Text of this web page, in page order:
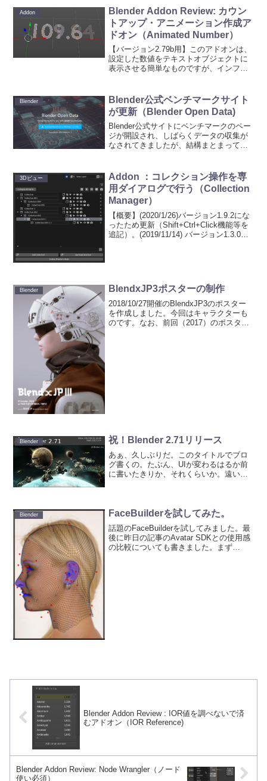
Addon
Blender Addon Review: カウン
トアップ・アニメーション作成ア
ドオン（Animated Number）
【バージョン2.79b用】このアドオンは、
設定した数値をテキストオブジェクトに
表示させる簡単なものですが、インフ
す。具体的には動画の進行と共に、表示
している数値が連続的に...
Blender
Blender公式ベンチマークサイト
が更新（Blender Open Data)
Blender公式サイトにベンチマークのペー
ジが開設され、しばらくデータの収集が
なされてきましたが、結構まとまってき
果の見方からですが、トップペ...
3Dビュー
Addon ：コレクション操作を専
用ダイアログで行う（Collection
Manager）
【概要】(2020/1/26)バージョン1.9.2にな
ったため更新（Shift+Ctrl+Click機能等を
追記）。(2019/11/14) バージョン1.3.0に
Blender BlendxJP3ポスターの制作
2018/10/27開催のBlendxJP3のポスター
を作成しました。今回はキャラクターも
のです。なお、前回（2017）のポスター
Blender 祝！Blender 2.71リリース
あぁ、久しぶりだ。このタイトルでブロ
グ書くの。たぶん、UIが変わるはるか前
に書いたきりか、それくらいか。遠い昔
機能を学ばな...
Blender FaceBuilderを試してみた。
話題のFaceBuilderを試してみました。最
後に昨日の記事のAvatar SDKとの使用感
の比較についても書きました。まず
Blender Addon Review : IOR値を調べないで済
むアドオン（IOR Reference)
Blender Addon Review: Node Wrangler（ノード
使い必須）